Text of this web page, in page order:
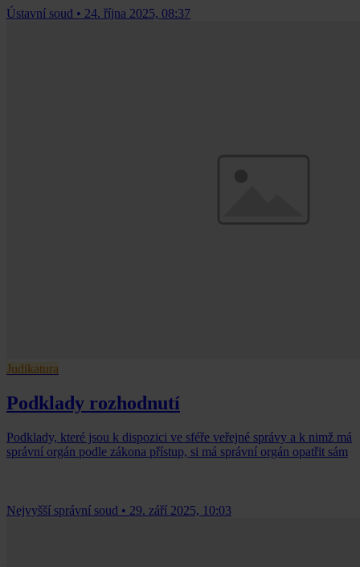
Ústavní soud • 24. října 2025, 08:37
Judikatura
Podklady rozhodnutí
Podklady, které jsou k dispozici ve sféře veřejné správy a k nimž má
správní orgán podle zákona přístup, si má správní orgán opatřit sám
Nejvyšší správní soud • 29. září 2025, 10:03